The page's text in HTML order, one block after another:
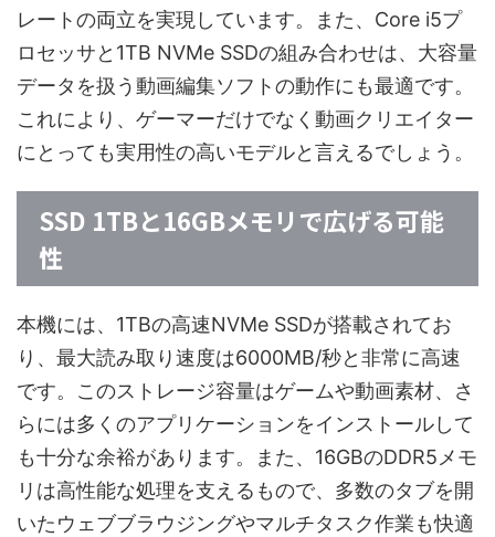
レートの両立を実現しています。また、Core i5プ
ロセッサと1TB NVMe SSDの組み合わせは、大容量
データを扱う動画編集ソフトの動作にも最適です。
これにより、ゲーマーだけでなく動画クリエイター
にとっても実用性の高いモデルと言えるでしょう。
SSD 1TBと16GBメモリで広げる可能
性
本機には、1TBの高速NVMe SSDが搭載されてお
り、最大読み取り速度は6000MB/秒と非常に高速
です。このストレージ容量はゲームや動画素材、さ
らには多くのアプリケーションをインストールして
も十分な余裕があります。また、16GBのDDR5メモ
リは高性能な処理を支えるもので、多数のタブを開
いたウェブブラウジングやマルチタスク作業も快適